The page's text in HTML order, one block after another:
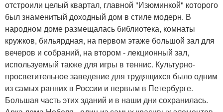
отстроили целый квартал, главной "Изюминкой" которого
был знаменитый доходный дом в стиле модерн. В
народном доме размещалась библиотека, комнаты
кружков, бильярдная, на первом этаже большой зал для
вечеров и собраний, на втором - лекционный зал,
используемый также для игры в теннис. Культурно-
просветительное заведение для трудящихся было одним
из самых ранних в России и первым в Петербурге.
Большая часть этих зданий и в наши дни сохранилась.